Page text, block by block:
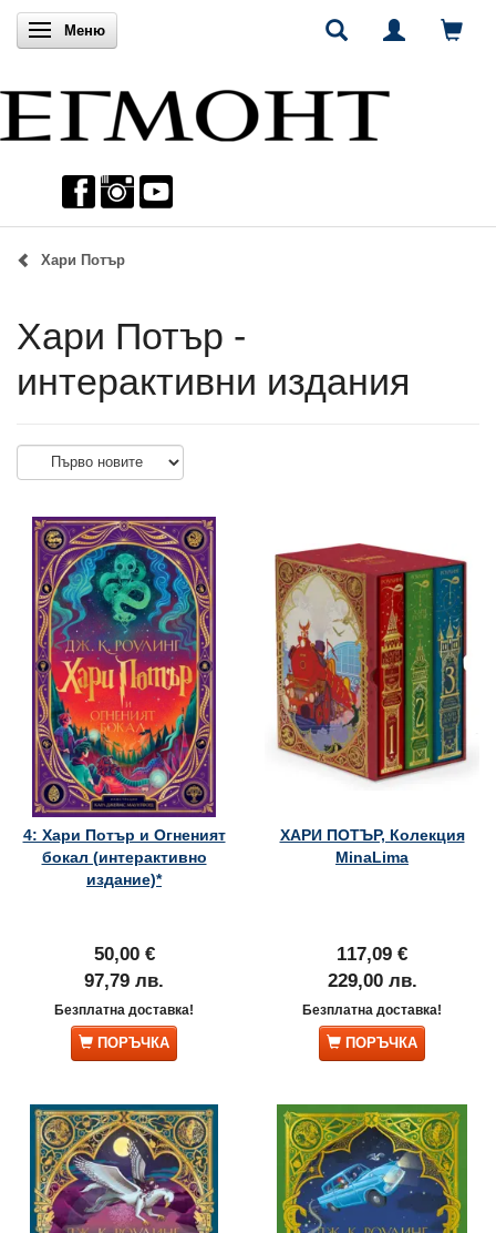
Включи навигацията
Меню
Хари Потър
Хари Потър -
интерактивни издания
4: Хари Потър и Огненият
бокал (интерактивно
издание)*
50,00 €
97,79 лв.
Безплатна доставка!
ПОРЪЧКА
ХАРИ ПОТЪР, Колекция
MinaLima
117,09 €
229,00 лв.
Безплатна доставка!
ПОРЪЧКА